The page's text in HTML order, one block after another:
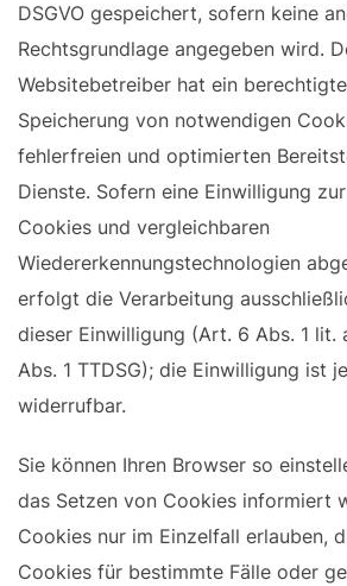
DSGVO gespeichert, sofern keine
Rechtsgrundlage angegeben wird.
Websitebetreiber hat ein
Speicherung von notwendigen
fehlerfreien und optimierten
Dienste. Sofern eine Einwilligung
Cookies und vergleichbaren
Wiedererkennungstechnologien
erfolgt die Verarbeitung
dieser Einwilligung (Art. 6 Abs. 1 lit.
Abs. 1 TTDSG); die Einwilligung ist
widerrufbar.
Sie können Ihren Browser so
das Setzen von Cookies informiert
Cookies nur im Einzelfall erlauben,
Cookies für bestimmte Fälle oder